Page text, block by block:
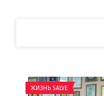
ЖИЗНЬ SALVE